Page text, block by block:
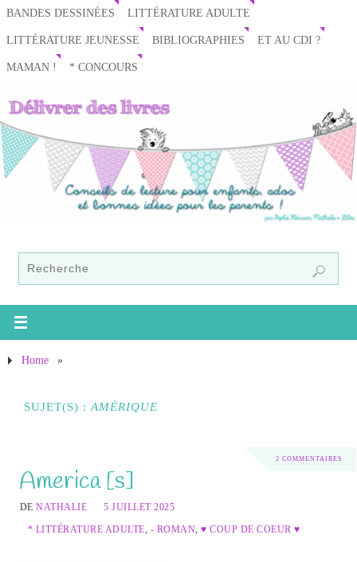
BANDES DESSINÉES LITTÉRATURE ADULTE
LITTÉRATURE JEUNESSE BIBLIOGRAPHIES ET AU CDI ?
MAMAN ! * CONCOURS
Home »
SUJET(S) : AMÉRIQUE
2 COMMENTAIRES
America [s]
DENATHALIE
5 JUILLET 2025
* LITTÉRATURE ADULTE, - ROMAN,♥ COUP DE COEUR ♥